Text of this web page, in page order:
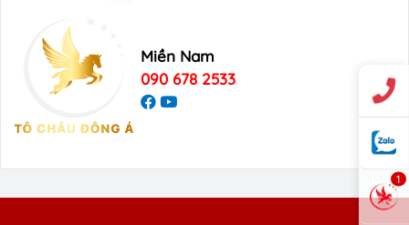
Miền Nam
090 678 2533
1